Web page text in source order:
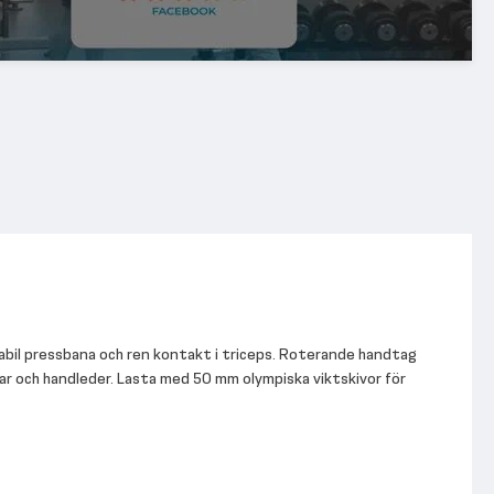
pressbana och ren kontakt i triceps. Roterande handtag
handleder. Lasta med 50 mm olympiska viktskivor för